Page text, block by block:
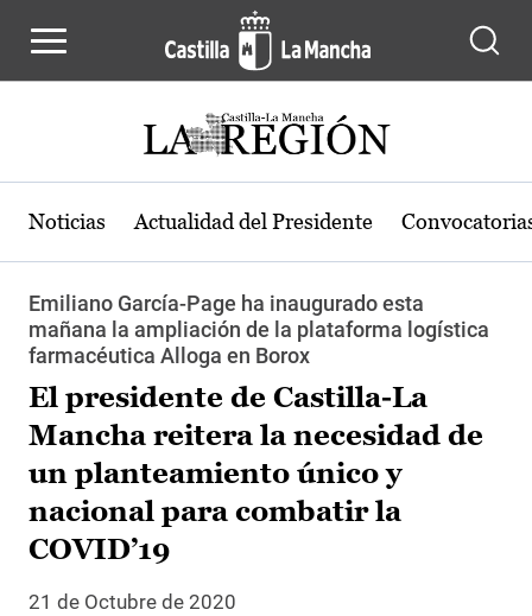
Noticias Actualidad del Presidente
Emiliano García-Page ha inaugurado esta
mañana la ampliación de la plataforma logística
farmacéutica Alloga en Borox
El presidente de Castilla-La
Mancha reitera la necesidad de
un planteamiento único y
nacional para combatir la
COVID’19
21 de Octubre de 2020